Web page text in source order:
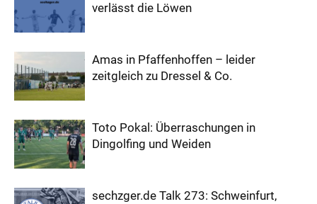
verlässt die Löwen
Amas in Pfaffenhoffen – leider
zeitgleich zu Dressel & Co.
Toto Pokal: Überraschungen in
Dingolfing und Weiden
sechzger.de Talk 273: Schweinfurt,